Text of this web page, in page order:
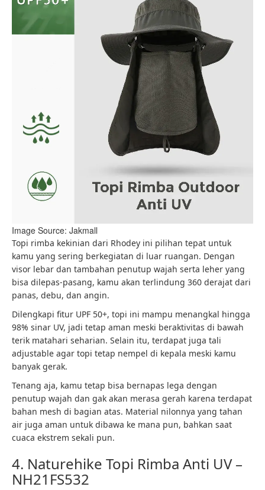
Image Source: Jakmall
Topi rimba kekinian dari Rhodey ini pilihan tepat untuk
kamu yang sering berkegiatan di luar ruangan. Dengan
visor lebar dan tambahan penutup wajah serta leher yang
bisa dilepas-pasang, kamu akan terlindung 360 derajat dari
panas, debu, dan angin.
Dilengkapi fitur UPF 50+, topi ini mampu menangkal hingga
98% sinar UV, jadi tetap aman meski beraktivitas di bawah
terik matahari seharian. Selain itu, terdapat juga tali
adjustable agar topi tetap nempel di kepala meski kamu
banyak gerak.
Tenang aja, kamu tetap bisa bernapas lega dengan
penutup wajah dan gak akan merasa gerah karena terdapat
bahan mesh di bagian atas. Material nilonnya yang tahan
air juga aman untuk dibawa ke mana pun, bahkan saat
cuaca ekstrem sekali pun.
4. Naturehike Topi Rimba Anti UV –
NH21FS532